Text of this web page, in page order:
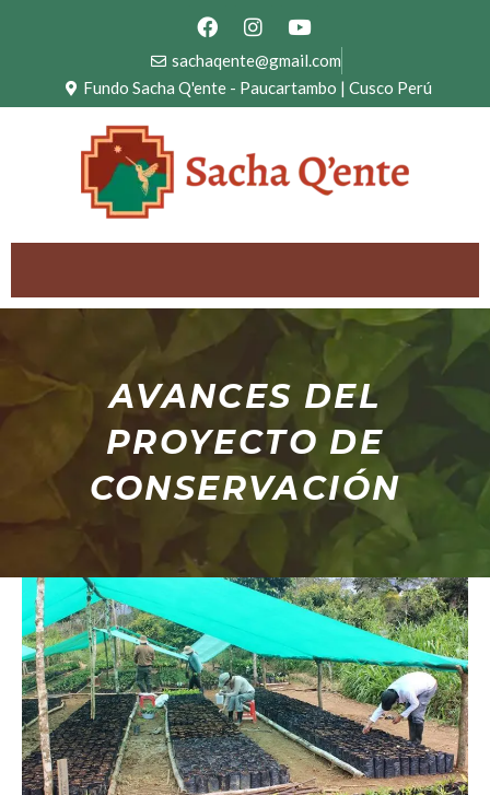
F
a
c
e
b
k
I
n
s
t
a
a
m
Y
o
u
u
sachaqente@gmail.com
Fundo Sacha Q'ente - Paucartambo | Cusco Perú
AVANCES DEL
PROYECTO DE
CONSERVACIÓN